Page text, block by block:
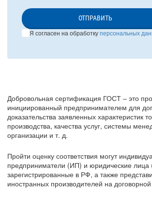
ОТПРАВИТЬ
Я согласен на обработкуперсональных
Добровольная сертификация ГОСТ ‒ это
инициированный предпринимателем для
доказательства заявленных характеристик
производства, качества услуг, системы
организации и т. д.
Пройти оценку соответствия могут
предприниматели (ИП) и юридические лица
зарегистрированные в РФ, а также
иностранных производителей на